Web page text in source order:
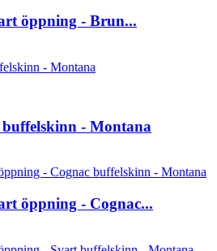
öppning - Brun...
buffelskinn - Montana
öppning - Cognac...